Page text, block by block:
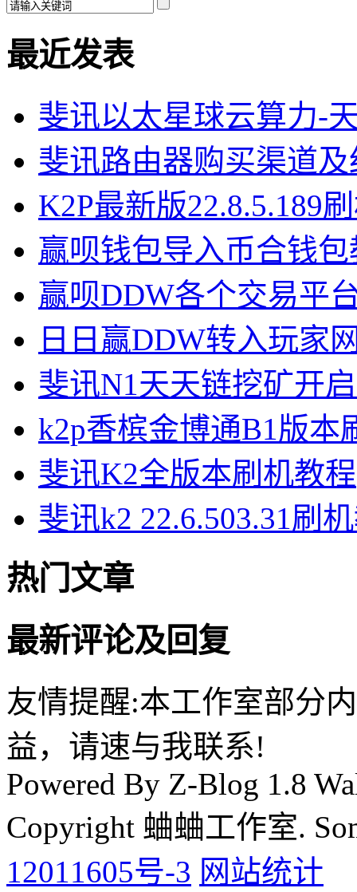
最近发表
斐讯以太星球云算力-
斐讯路由器购买渠道
K2P最新版22.8.5.189
赢呗钱包导入币合钱包
赢呗DDW各个交易平
日日赢DDW转入玩家
斐讯N1天天链挖矿开
k2p香槟金博通B1版本
斐讯K2全版本刷机教程
斐讯k2 22.6.503.31刷
热门文章
最新评论及回复
友情提醒:本工作室部分
益，请速与我联系!
Powered By Z-Blog 1.8
Copyright 蛐蛐工作室.
12011605号-3 网站统计